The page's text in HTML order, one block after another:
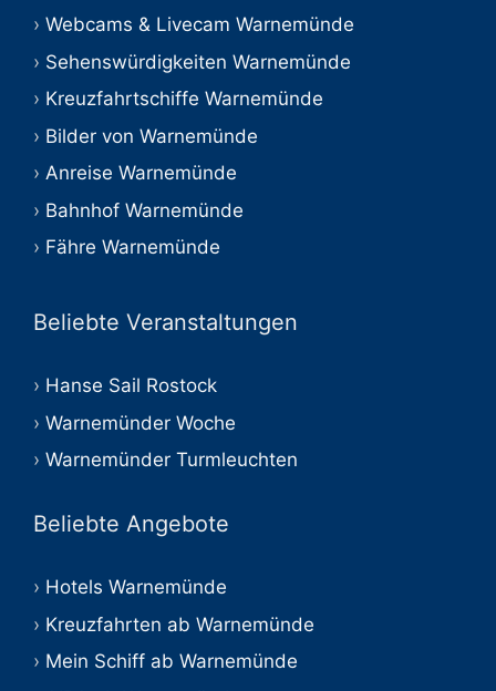
Webcams & Livecam Warnemünde
Sehenswürdigkeiten Warnemünde
Kreuzfahrtschiffe Warnemünde
Bilder von Warnemünde
Anreise Warnemünde
Bahnhof Warnemünde
Fähre Warnemünde
Beliebte Veranstaltungen
Hanse Sail Rostock
Warnemünder Woche
Warnemünder Turmleuchten
Beliebte Angebote
Hotels Warnemünde
Kreuzfahrten ab Warnemünde
Mein Schiff ab Warnemünde